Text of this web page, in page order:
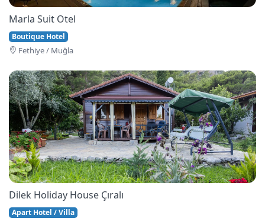
Marla Suit Otel
Boutique Hotel
Fethi̇ye / Muğla
Dilek Holiday House Çıralı
Apart Hotel / Villa